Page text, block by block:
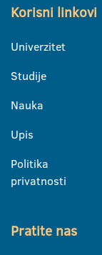
Korisni linkovi
Univerzitet
Studije
Nauka
Upis
Politika
privatnosti
Pratite nas